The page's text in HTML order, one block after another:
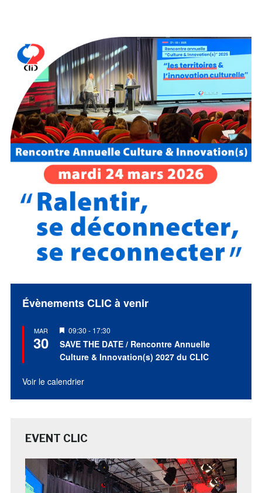
Évènements CLIC à venir
MAR
30
Mis
en
avant
09:30 - 17:30
SAVE THE DATE / Rencontre Annuelle
Culture & Innovation(s) 2027 du CLIC
Voir le calendrier
EVENT CLIC